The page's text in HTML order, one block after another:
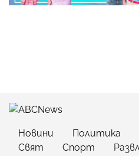
Новини Политика
Свят
Спорт